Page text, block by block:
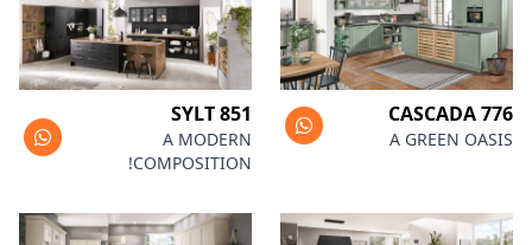
CASCADA 776
A GREEN OASIS
SYLT 851
A MODERN
COMPOSITION!